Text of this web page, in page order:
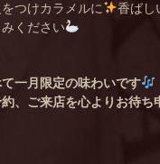
つけカラメルに
香ばし
ください
一月限定の味わいです
、ご来店を心よりお待ち